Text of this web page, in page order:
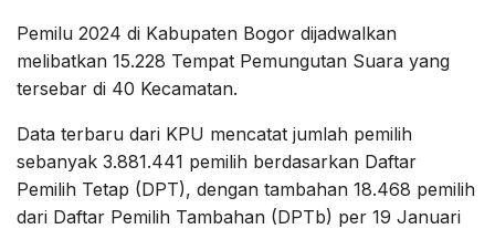
Pemilu 2024 di Kabupaten Bogor dijadwalkan
melibatkan 15.228 Tempat Pemungutan Suara yang
tersebar di 40 Kecamatan.
Data terbaru dari KPU mencatat jumlah pemilih
sebanyak 3.881.441 pemilih berdasarkan Daftar
Pemilih Tetap (DPT), dengan tambahan 18.468 pemilih
dari Daftar Pemilih Tambahan (DPTb) per 19 Januari